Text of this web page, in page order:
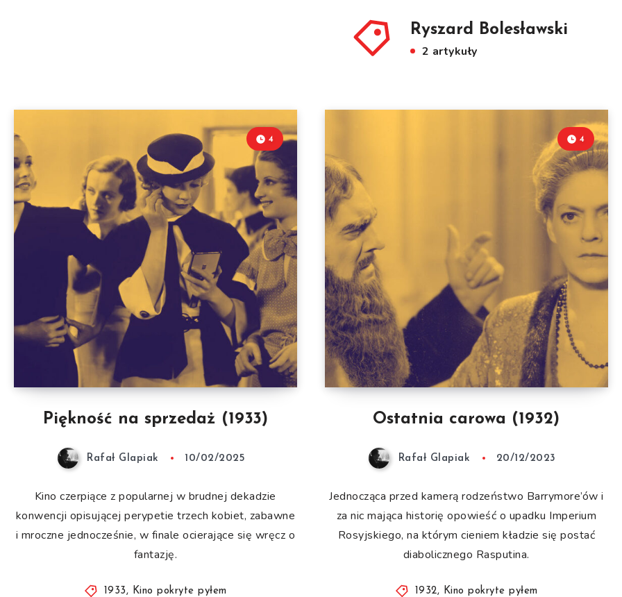
Ryszard Bolesławski
2 artykuły
Piękność na sprzedaż (1933)
4
Rafał Glapiak 10/02/2025
Kino czerpiące z popularnej w brudnej dekadzie
konwencji opisującej perypetie trzech kobiet, zabawne
i mroczne jednocześnie, w finale ocierające się wręcz o
fantazję.
1933, Kino pokryte pyłem
Ostatnia carowa (1932)
4
Rafał Glapiak 20/12/2023
Jednocząca przed kamerą rodzeństwo Barrymore’ów i
za nic mająca historię opowieść o upadku Imperium
Rosyjskiego, na którym cieniem kładzie się postać
diabolicznego Rasputina.
1932, Kino pokryte pyłem